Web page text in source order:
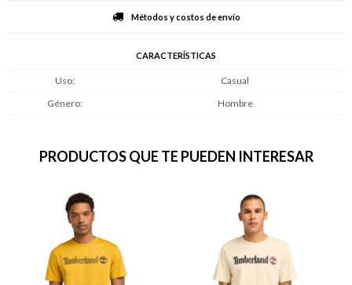
Métodos y costos de envío
CARACTERÍSTICAS
Uso
Casual
Género
Hombre
PRODUCTOS QUE TE PUEDEN INTERESAR